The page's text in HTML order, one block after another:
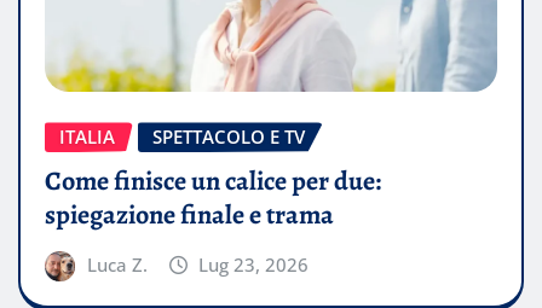
ITALIA SPETTACOLO E TV
Come finisce un calice per due:
spiegazione finale e trama
Luca Z. Lug 23, 2026